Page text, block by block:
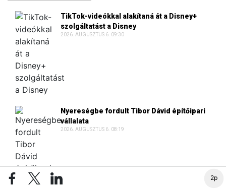
2p
TikTok-videókkal alakítaná át a Disney+
szolgáltatást a Disney
2026. AUGUSZTUS 6. 09:30
Nyereségbe fordult Tibor Dávid építőipari
vállalata
2026. AUGUSZTUS 6. 08:19